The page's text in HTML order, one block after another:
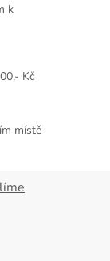
k
Kč
místě